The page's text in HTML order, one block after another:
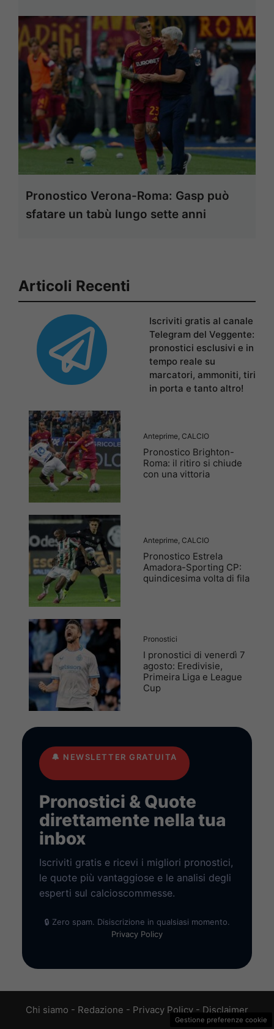
Pronostico Verona-Roma: Gasp può
sfatare un tabù lungo sette anni
Articoli Recenti
Iscriviti gratis al canale
Telegram del Veggente:
pronostici esclusivi e in
tempo reale su
marcatori, ammoniti, tiri
in porta e tanto altro!
Anteprime CALCIO
Pronostico Brighton-
Roma: il ritiro si chiude
con una vittoria
Anteprime CALCIO
Pronostico Estrela
Amadora-Sporting CP:
quindicesima volta di fila
Pronostici
I pronostici di venerdì 7
agosto: Eredivisie,
Primeira Liga e League
Cup
🔔 NEWSLETTER GRATUITA
Pronostici & Quote
direttamente nella tua
inbox
Iscriviti gratis e ricevi i migliori pronostici,
le quote più vantaggiose e le analisi degli
esperti sul calcioscommesse.
🔒 Zero spam. Disiscrizione in qualsiasi momento.
Privacy Policy
Chi siamo - Redazione - Privacy Policy - Disclaimer
Gestione preferenze cookie